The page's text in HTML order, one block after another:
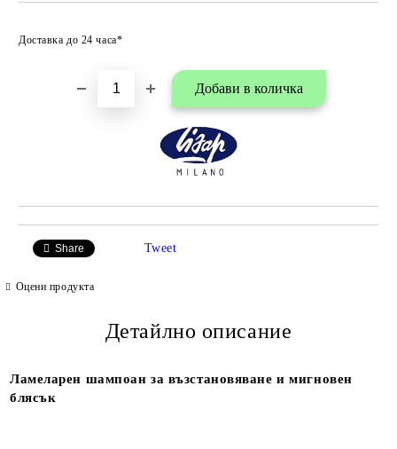
Доставка до 24 часа*
Share Tweet
Оцени продукта
Детайлно описание
Ламеларен шампоан за възстановяване и мигновен
блясък